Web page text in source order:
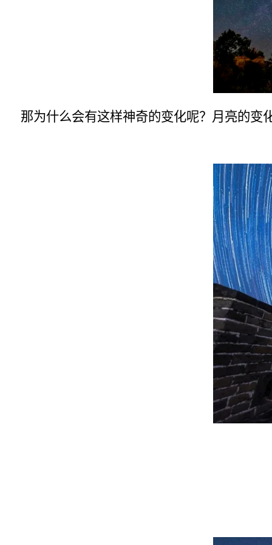
那为什么会有这样神奇的变化呢？月亮的变